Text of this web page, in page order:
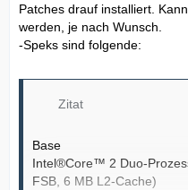
Patches drauf installiert.
werden, je nach Wunsch.
-Speks sind folgende:
Zitat
Base
Intel®Core™ 2 Duo-
FSB, 6 MB L2-Cache)